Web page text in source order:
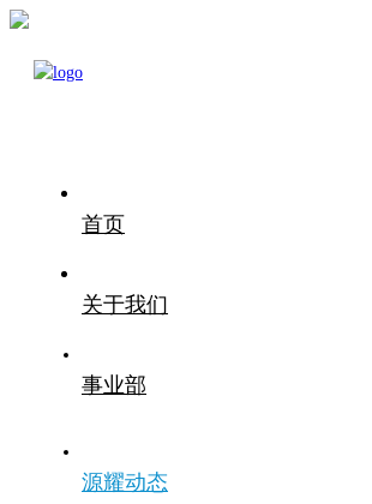
首页
关于我们
事业部
源耀动态